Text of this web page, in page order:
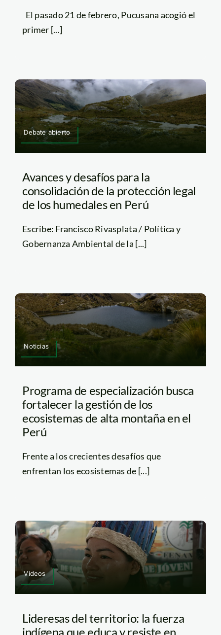
El pasado 21 de febrero, Pucusana acogió el
primer [...]
Debate abierto
Avances y desafíos para la
consolidación de la protección legal
de los humedales en Perú
Escribe: Francisco Rivasplata / Política y
Gobernanza Ambiental de la [...]
Noticias
Programa de especialización busca
fortalecer la gestión de los
ecosistemas de alta montaña en el
Perú
Frente a los crecientes desafíos que
enfrentan los ecosistemas de [...]
Videos
Lideresas del territorio: la fuerza
indígena que educa y resiste en